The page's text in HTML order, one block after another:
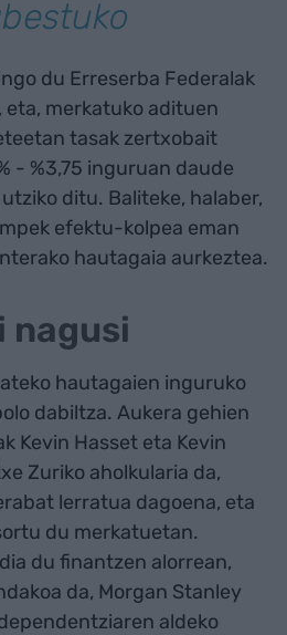
du Erreserba Federalak
merkatuko adituen
tasak zertxobait
- %3,75 inguruan daude
ditu. Baliteke, halaber,
efektu-kolpea eman
hautagaia aurkeztea.
nagusi
hautagaien inguruko
dabiltza. Aukera gehien
Kevin Hasset eta Kevin
Zuriko aholkularia da,
lerratua dagoena, eta
du merkatuetan.
du finantzen alorrean,
da, Morgan Stanley
aldeko